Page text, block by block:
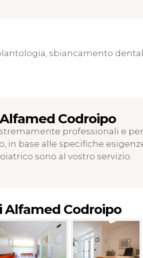
sbiancamento
Codroipo
professionali e
in base alle specifiche
sono al vostro servizio.
Alfamed Codroipo